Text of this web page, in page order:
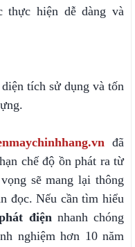
thực hiện dễ dàng và
tích sử dụng và tốn
đã
chế độ ồn phát ra từ
sẽ mang lại thông
đọc. Nếu cần tìm hiểu
điệnnhanh chóng
nghiệm hơn 10 năm